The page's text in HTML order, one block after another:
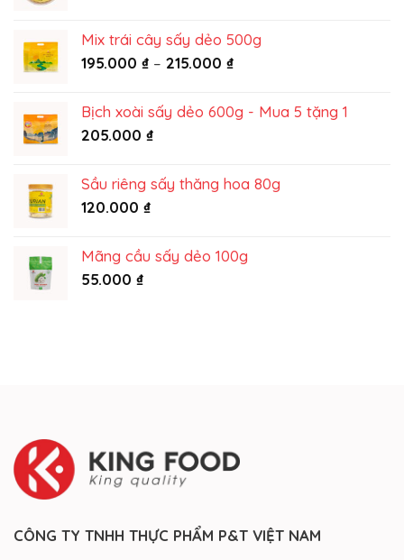
từ
King
Food
Mix trái cây sấy dẻo 500g
195.000 ₫ – 215.000 ₫Khoảng
195.000 ₫
Bịch xoài sấy dẻo 600g - Mua 5 tặng 1
205.000 ₫
Sầu riêng sấy thăng hoa 80g
120.000 ₫
Mãng cầu sấy dẻo 100g
55.000 ₫
CÔNG TY TNHH THỰC PHẨM P&T VIỆT NAM